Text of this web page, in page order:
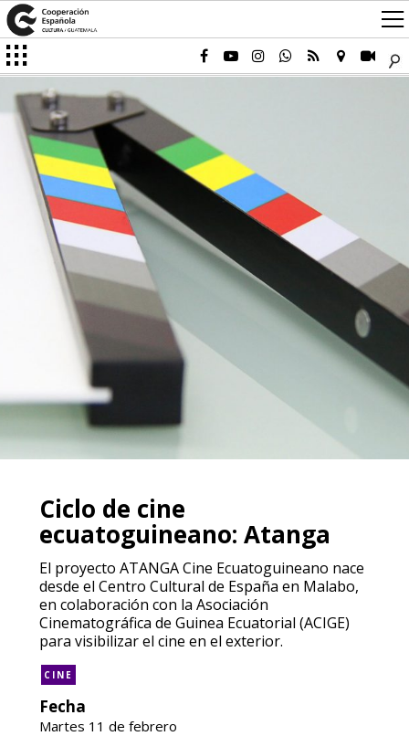
Ciclo de cine
ecuatoguineano: Atanga
El proyecto ATANGA Cine Ecuatoguineano nace
desde el Centro Cultural de España en Malabo,
en colaboración con la Asociación
Cinematográfica de Guinea Ecuatorial (ACIGE)
para visibilizar el cine en el exterior.
CINE
Fecha
Martes 11 de febrero